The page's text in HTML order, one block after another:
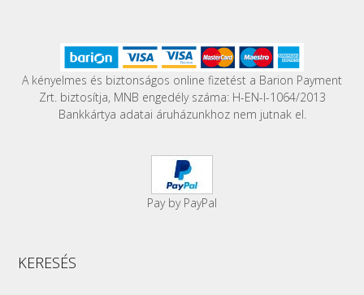
A kényelmes és biztonságos online fizetést a Barion Payment
Zrt. biztosítja, MNB engedély száma: H-EN-I-1064/2013
Bankkártya adatai áruházunkhoz nem jutnak el.
Pay by PayPal
KERESÉS